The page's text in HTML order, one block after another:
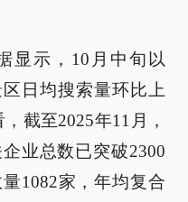
显示，10月中旬以
日均搜索量环比上
截至2025年11月，
业总数已突破2300
1082家，年均复合